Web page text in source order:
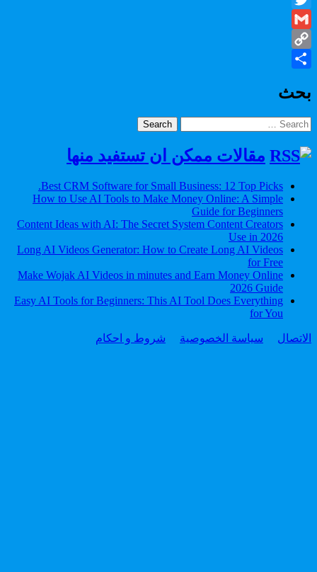
Twitter
Gmail
Copy
بحث
Search
for:
مقالات ممكن ان تستفيد منها
Best CRM Software for Small Business: 12 Top Picks.
How to Use AI Tools to Make Money Online: A Simple
Guide for Beginners
Content Ideas with AI: The Secret System Content Creators
Use in 2026
Long AI Videos Generator: How to Create Long AI Videos
for Free
Make Wojak AI Videos in minutes and Earn Money Online
2026 Guide
Easy AI Tools for Beginners: This AI Tool Does Everything
for You
الاتصال سياسة الخصوصية شروط و احكام